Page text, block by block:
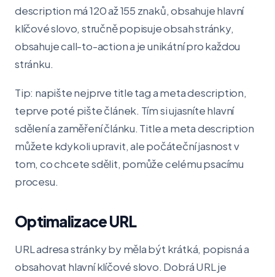
description má 120 až 155 znaků, obsahuje hlavní
klíčové slovo, stručně popisuje obsah stránky,
obsahuje call-to-action a je unikátní pro každou
stránku.
Tip: napište nejprve title tag a meta description,
teprve poté pište článek. Tím si ujasníte hlavní
sdělení a zaměření článku. Title a meta description
můžete kdykoli upravit, ale počáteční jasnost v
tom, co chcete sdělit, pomůže celému psacímu
procesu.
Optimalizace URL
URL adresa stránky by měla být krátká, popisná a
obsahovat hlavní klíčové slovo. Dobrá URL je